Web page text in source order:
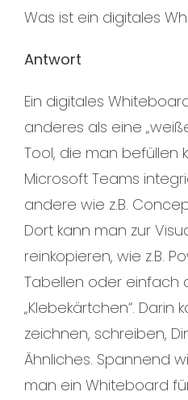
Was ist ein digitales
Antwort
Ein digitales
anderes als eine
Tool, die man befüllen
Microsoft Teams
andere wie z.B.
Dort kann man zur
reinkopieren, wie z.B.
Tabellen oder einfach
„Klebekärtchen“. Darin
zeichnen, schreiben,
Ähnliches. Spannend
man ein Whiteboard